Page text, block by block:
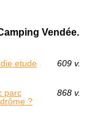
Vendée.
etude
609 v.
parc
?
868 v.